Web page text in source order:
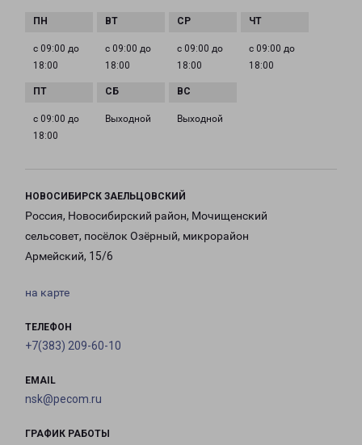
с 09:00 до
18:00
с 09:00 до
18:00
с 09:00 до
18:00
с 09:00 до
18:00
с 09:00 до
18:00
Выходной Выходной
НОВОСИБИРСК ЗАЕЛЬЦОВСКИЙ
Россия, Новосибирский район, Мочищенский
сельсовет, посёлок Озёрный, микрорайон
Армейский, 15/6
на карте
ТЕЛЕФОН
+7(383) 209-60-10
EMAIL
nsk@pecom.ru
ГРАФИК РАБОТЫ